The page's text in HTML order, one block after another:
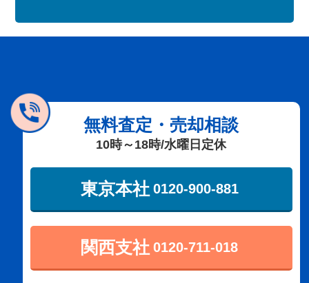
無料査定・売却相談
10時～18時/水曜日定休
東京本社 0120-900-881
関西支社 0120-711-018